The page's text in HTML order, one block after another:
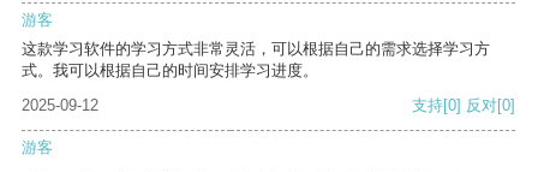
游客
这款学习软件的学习方式非常灵活，可以根据自己的需求选择学习方
式。我可以根据自己的时间安排学习进度。
2025-09-12
支持[0] 反对[0]
游客